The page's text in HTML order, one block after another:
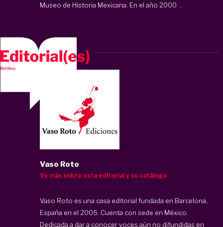
Museo de Historia Mexicana. En el año 2000 ...
Vaso Roto
Ve más sobre esta editorial y su catálogo
Vaso Roto es una casa editorial fundada en Barcelona,
España en el 2005. Cuenta con sede en México.
Dedicada a dar a conocer voces aún no difundidas en